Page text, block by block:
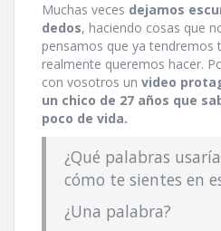
Muchas veces dejamos
dedos, haciendo cosas que
pensamos que ya tendremos
realmente queremos hacer.
con vosotros un video
un chico de 27 años que
poco de vida.
¿Qué palabras
cómo te sientes en
¿Una palabra?